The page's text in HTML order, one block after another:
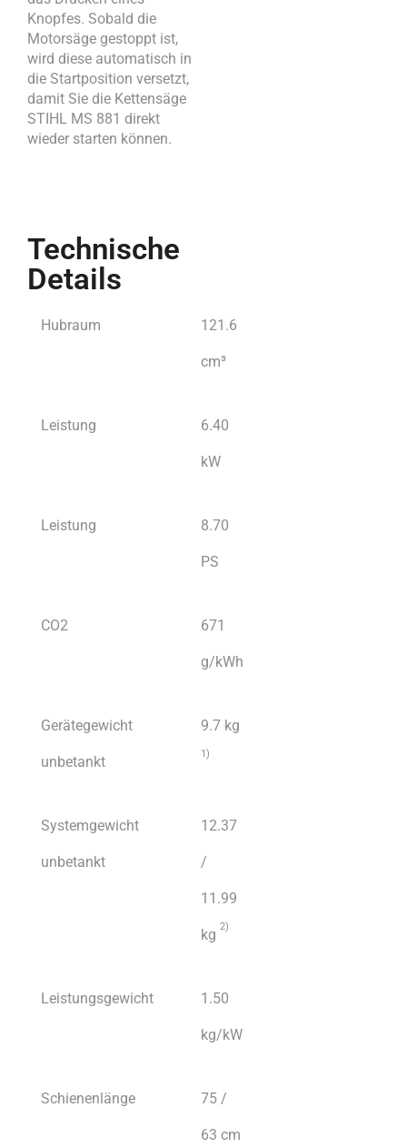
Knopfes. Sobald die
Motorsäge gestoppt ist,
wird diese automatisch in
die Startposition versetzt,
damit Sie die Kettensäge
STIHL MS 881 direkt
wieder starten können.
Technische
Details
Hubraum 121.6
cm³
Leistung 6.40
kW
Leistung 8.70
PS
CO2 671
g/kWh
Gerätegewicht
unbetankt
9.7 kg
1)
Systemgewicht
unbetankt
12.37
/
11.99
kg 2)
Leistungsgewicht 1.50
kg/kW
Schienenlänge 75 /
63 cm